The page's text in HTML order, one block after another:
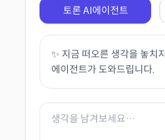
토론 AI에이전트
✨ 지금 떠오른 생각을 놓치
에이전트가 도와드립니다.